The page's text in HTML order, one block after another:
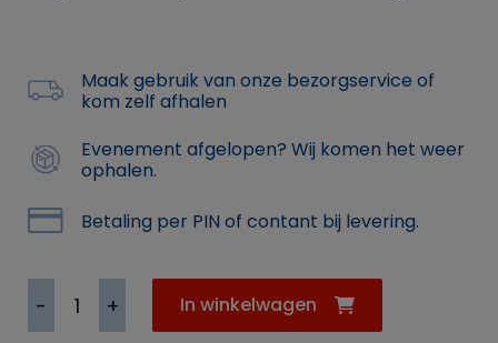
Maak gebruik van onze bezorgservice of
kom zelf afhalen
Evenement afgelopen? Wij komen het weer
ophalen.
Betaling per PIN of contant bij levering.
Magnetron
230V/1400W,900
watt
In winkelwagen